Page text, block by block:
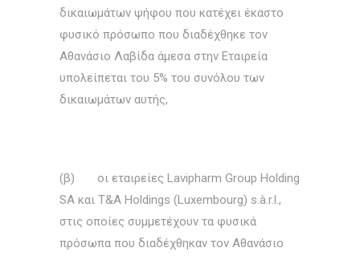
δικαιωμάτων ψήφου που κατέχει έκαστο
φυσικό πρόσωπο που διαδέχθηκε τον
Αθανάσιο Λαβίδα άμεσα στην Εταιρεία
υπολείπεται του 5% του συνόλου των
δικαιωμάτων αυτής,
(β) οι εταιρείες Lavipharm Group Holding
SA και T&A Holdings (Luxembourg) s.à.r.l.,
στις οποίες συμμετέχουν τα φυσικά
πρόσωπα που διαδέχθηκαν τον Αθανάσιο